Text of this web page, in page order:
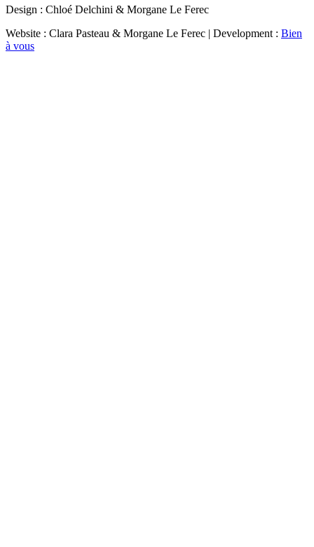
Design : Chloé Delchini & Morgane Le Ferec
Website : Clara Pasteau & Morgane Le Ferec | Development : Bien
à vous